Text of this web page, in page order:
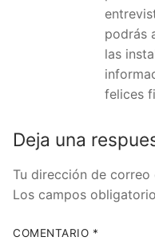
podrás
las
felices
Deja una
Tu dirección de
Los campos
COMENTARIO *